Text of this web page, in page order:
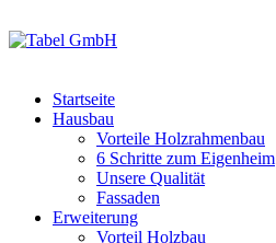
Startseite
Hausbau
Vorteile Holzrahmenbau
6 Schritte zum Eigenheim
Unsere Qualität
Fassaden
Erweiterung
Vorteil Holzbau